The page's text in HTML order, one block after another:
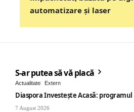
automatizare și laser
S-ar putea să vă placă
Actualitate Extern
Diaspora Investește Acasă:
7 August 2026